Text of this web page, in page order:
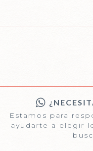
Estamos para
ayudarte a elegir